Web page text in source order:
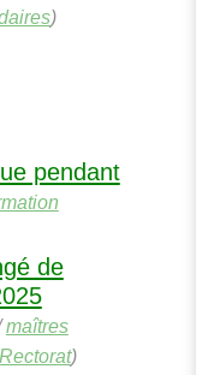
)
pendant
de
maîtres
)